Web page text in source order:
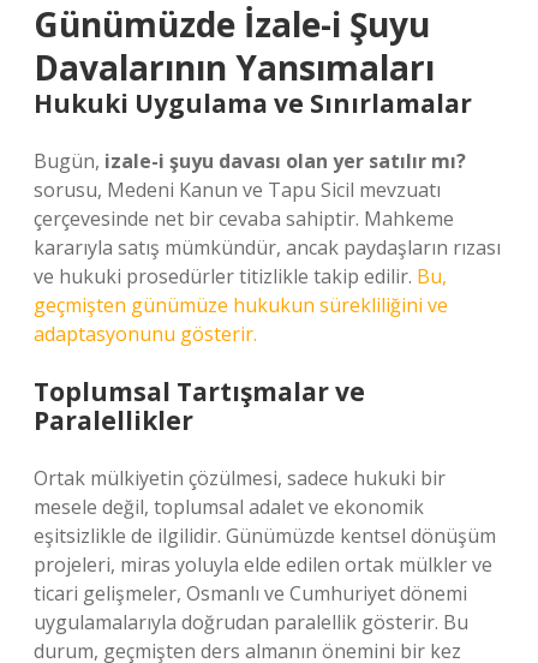
Günümüzde İzale-i Şuyu
Davalarının Yansımaları
Hukuki Uygulama ve Sınırlamalar
Bugün, izale-i şuyu davası olan yer satılır mı?
sorusu, Medeni Kanun ve Tapu Sicil mevzuatı
çerçevesinde net bir cevaba sahiptir. Mahkeme
kararıyla satış mümkündür, ancak paydaşların rızası
ve hukuki prosedürler titizlikle takip edilir. Bu,
geçmişten günümüze hukukun sürekliliğini ve
adaptasyonunu gösterir.
Toplumsal Tartışmalar ve
Paralellikler
Ortak mülkiyetin çözülmesi, sadece hukuki bir
mesele değil, toplumsal adalet ve ekonomik
eşitsizlikle de ilgilidir. Günümüzde kentsel dönüşüm
projeleri, miras yoluyla elde edilen ortak mülkler ve
ticari gelişmeler, Osmanlı ve Cumhuriyet dönemi
uygulamalarıyla doğrudan paralellik gösterir. Bu
durum, geçmişten ders almanın önemini bir kez